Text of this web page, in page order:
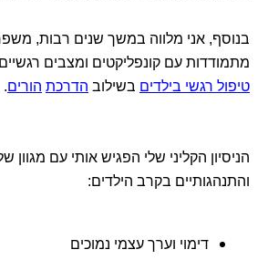
בנוסף, אני מלווה במשך שנים רבות,
מתמודדות עם קונפליקטים ומצבים
טיפול רגשי בילדים בשילוב הדרכת הורים.
הניסיון הקליני שלי הפגיש אותי עם מגוון
והתנהגותיים בקרב הילדים:
דימוי וערך עצמי נמוכים